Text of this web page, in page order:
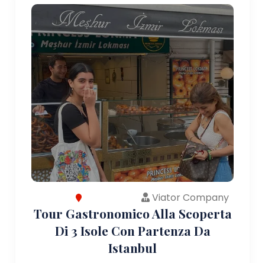
Viator Company
Tour Gastronomico Alla Scoperta
Di 3 Isole Con Partenza Da
Istanbul